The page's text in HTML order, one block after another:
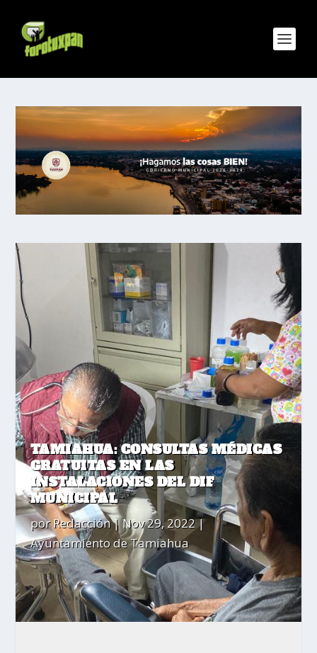
TAMIAHUA: CONSULTAS MÉDICAS
GRATUITAS EN LAS
INSTALACIONES DEL DIF
MUNICIPAL
porRedacción|Nov 29, 2022|
Ayuntamiento de Tamiahua